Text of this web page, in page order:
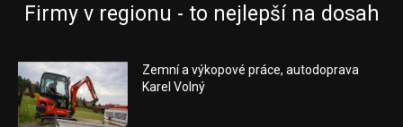
Firmy v regionu - to nejlepší na dosah
Zemní a výkopové práce, autodoprava
Karel Volný